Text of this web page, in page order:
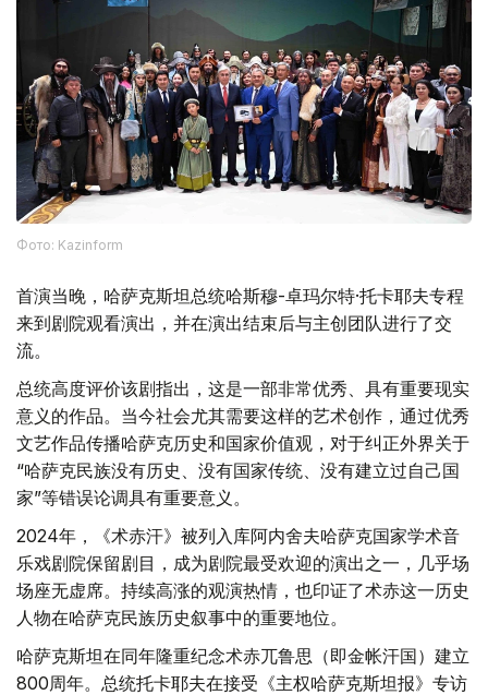
Фото: Kazinform
首演当晚，哈萨克斯坦总统哈斯穆-卓玛尔特·托卡耶夫专程
来到剧院观看演出，并在演出结束后与主创团队进行了交
流。
总统高度评价该剧指出，这是一部非常优秀、具有重要现实
意义的作品。当今社会尤其需要这样的艺术创作，通过优秀
文艺作品传播哈萨克历史和国家价值观，对于纠正外界关于
“哈萨克民族没有历史、没有国家传统、没有建立过自己国
家”等错误论调具有重要意义。
2024年，《术赤汗》被列入库阿内舍夫哈萨克国家学术音
乐戏剧院保留剧目，成为剧院最受欢迎的演出之一，几乎场
场座无虚席。持续高涨的观演热情，也印证了术赤这一历史
人物在哈萨克民族历史叙事中的重要地位。
哈萨克斯坦在同年隆重纪念术赤兀鲁思（即金帐汗国）建立
800周年。总统托卡耶夫在接受《主权哈萨克斯坦报》专访